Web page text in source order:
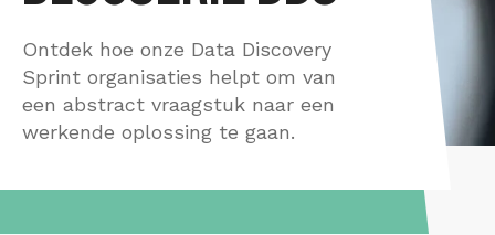
CONTACT
Dataplatform
Heptagon
Ontdek hoe onze Data Discovery
Sprint organisaties helpt om van
een abstract vraagstuk naar een
werkende oplossing te gaan.